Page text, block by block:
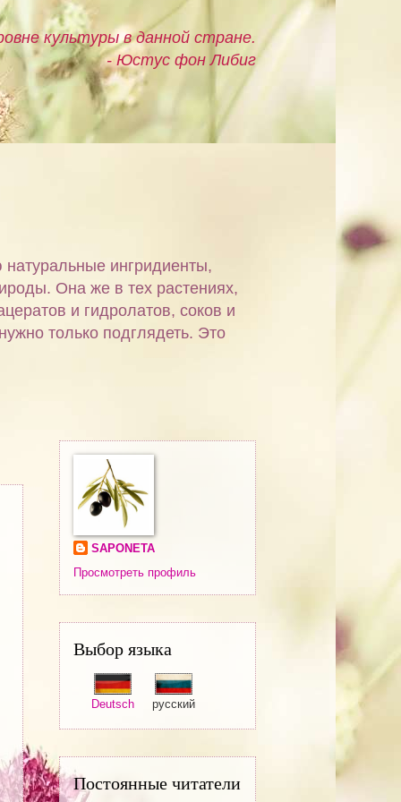
культуры в данной стране.
- Юстус фон Либиг
ингридиенты,
Она же в тех растениях,
и гидролатов, соков и
только подглядеть. Это
SAPONETA
Просмотреть профиль
Выбор языка
Deutsch русский
Постоянные читатели